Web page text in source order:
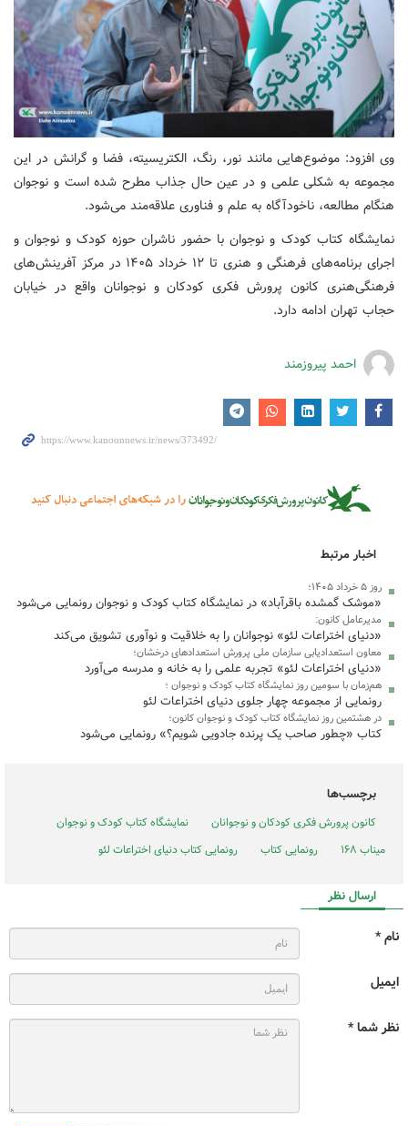
وی افزود: موضوع‌هایی مانند نور، رنگ، الکتریسیته، فضا و گرانش در این
مجموعه به شکلی علمی و در عین حال جذاب مطرح شده است و نوجوان
هنگام مطالعه، ناخودآگاه به علم و فناوری علاقه‌مند می‌شود.
نمایشگاه کتاب کودک و نوجوان با حضور ناشران حوزه کودک و نوجوان و
اجرای برنامه‌های فرهنگی و هنری تا ۱۲ خرداد ۱۴۰۵ در مرکز آفرینش‌های
فرهنگی‌هنری کانون پرورش فکری کودکان و نوجوانان واقع در خیابان
حجاب تهران ادامه دارد.
احمد پیروزمند
اخبار مرتبط
روز ۵ خرداد ۱۴۰۵؛
«موشک گمشده باقرآباد» در نمایشگاه کتاب کودک و نوجوان رونمایی می‌شود
مدیرعامل کانون:
«دنیای اختراعات لئو» نوجوانان را به خلاقیت و نوآوری تشویق می‌کند
معاون استعدادیابی سازمان ملی پرورش استعدادهای درخشان؛
«دنیای اختراعات لئو» تجربه علمی را به خانه و مدرسه می‌آورد
هم‌زمان با سومین روز نمایشگاه کتاب کودک و نوجوان ؛
رونمایی از مجموعه چهار جلوی دنیای اختراعات لئو
در هشتمین روز نمایشگاه کتاب کودک و نوجوان کانون؛
کتاب‌ «چطور صاحب یک پرنده جادویی شویم؟» رونمایی می‌شود
برچسب‌ها
کانون پرورش فکری کودکان و نوجوانان
نمایشگاه کتاب کودک و نوجوان
میناب ۱۶۸
رونمایی کتاب رونمایی کتاب دنیای اختراعات لئو
ارسال نظر
نام *
ایمیل
نظر شما *